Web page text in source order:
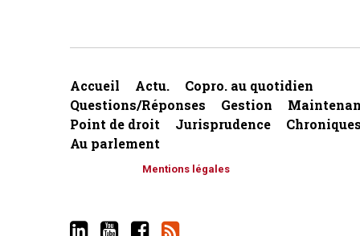
Accueil Actu.
Copro. au quotidien
Questions/Réponses
Gestion
Point de droit
Jurisprudence
Au parlement
Mentions légales